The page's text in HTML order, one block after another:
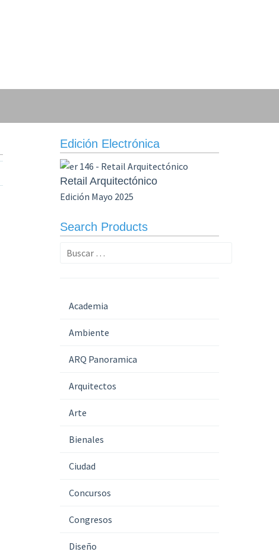
Edición Electrónica
Retail Arquitectónico
Edición Mayo 2025
Search Products
Buscar:
Academia
Ambiente
ARQ Panoramica
Arquitectos
Arte
Bienales
Ciudad
Concursos
Congresos
Diseño